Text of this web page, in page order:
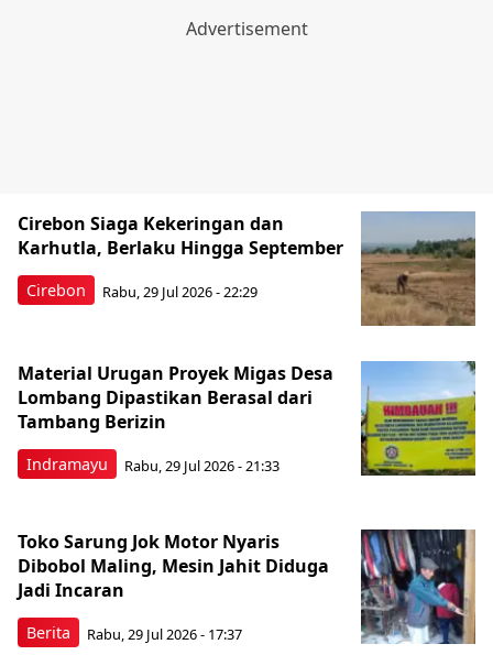
Cirebon
Cirebon Siaga Kekeringan dan
Karhutla, Berlaku Hingga September
Rabu, 29 Jul 2026 - 22:29
Indramayu
Material Urugan Proyek Migas Desa
Lombang Dipastikan Berasal dari
Tambang Berizin
Rabu, 29 Jul 2026 - 21:33
Berita
Toko Sarung Jok Motor Nyaris
Dibobol Maling, Mesin Jahit Diduga
Jadi Incaran
Rabu, 29 Jul 2026 - 17:37